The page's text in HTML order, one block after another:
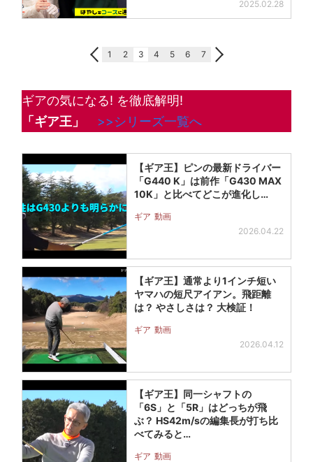
2025.02.28
1 2 3 4 5 6 7
ギアの気になる! を徹底解明!
「ギア王」
>>シリーズ一覧へ
【ギア王】ピンの最新ドライバー
「G440 K」は前作「G430 MAX
10K」と比べてどこが進化し…
ギア 動画
2026.04.22
【ギア王】通常より1インチ短い
ヤマハの短尺アイアン。飛距離
は？ やさしさは？ 大検証！
ギア 動画
2026.04.12
【ギア王】同一シャフトの
「6S」と「5R」はどっちが飛
ぶ？ HS42m/sの編集長が打ち比
べてみると…
ギア 動画